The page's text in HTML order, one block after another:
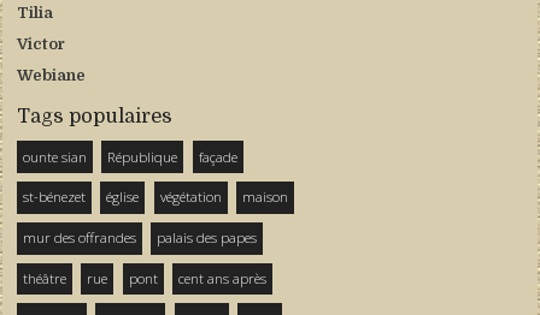
Tilia
Victor
Webiane
Tags populaires
ounte sian République façade
st-bénezet église végétation maison
mur des offrandes palais des papes
théâtre rue pont cent ans après